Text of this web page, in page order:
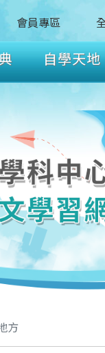
會員專區
自學天地
方